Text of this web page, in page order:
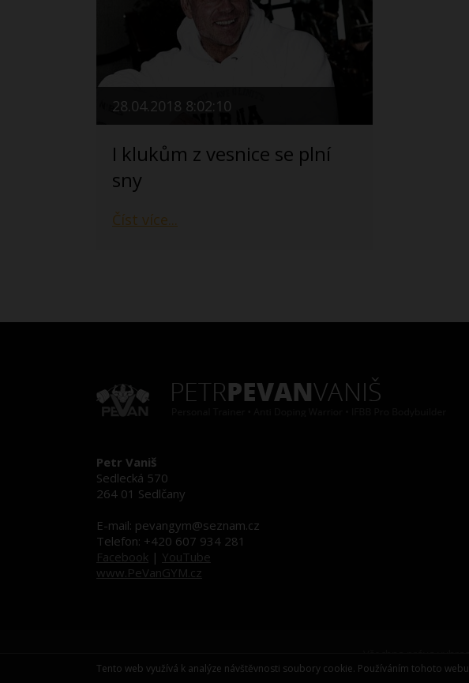
28.04.2018 8:02:10
I klukům z vesnice se plní
sny
Číst více...
Petr Vaniš
Sedlecká 570
264 01 Sedlčany
E-mail: pevangym@seznam.cz
Telefon: +420 607 934 281
Facebook | YouTube
www.PeVanGYM.cz
Tento web využívá k analýze návštěvnosti soubory cookie. Používáním tohoto